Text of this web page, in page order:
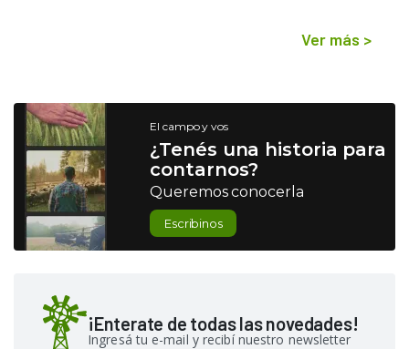
Ver más >
El campo y vos
¿Tenés una historia para
contarnos?
Queremos conocerla
Escribinos
¡Enterate de todas las novedades!
Ingresá tu e-mail y recibí nuestro newsletter